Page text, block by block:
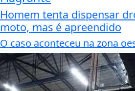
Homem tenta dispensar
moto, mas é apreendido
O caso aconteceu na zona